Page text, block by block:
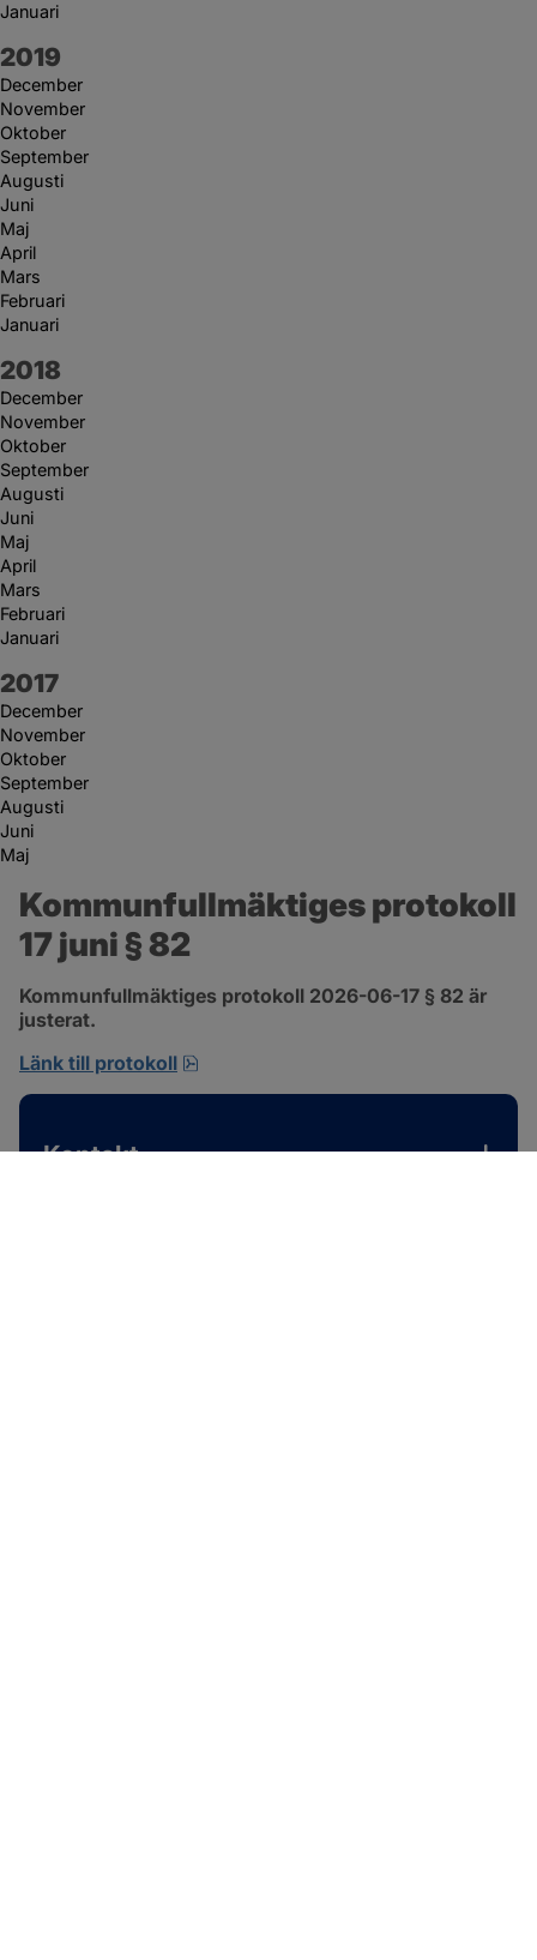
Januari
År:
2019
December
November
Oktober
September
Augusti
Juni
Maj
April
Mars
Februari
Januari
År:
2018
December
November
Oktober
September
Augusti
Juni
Maj
April
Mars
Februari
Januari
År:
2017
December
November
Oktober
September
Augusti
Juni
Maj
Kommunfullmäktiges protokoll
17 juni § 82
Kommunfullmäktiges protokoll 2026-06-17 § 82 är
justerat.
Länk till protokoll
Kontakt